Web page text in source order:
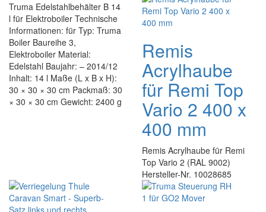
Truma Edelstahlbehälter B 14
l für Elektroboiler Technische
Informationen: für Typ: Truma
Boiler Baureihe 3,
Elektroboiler Material:
Edelstahl Baujahr: – 2014/12
Inhalt: 14 l Maße (L x B x H):
30 × 30 × 30 cm Packmaß: 30
× 30 × 30 cm Gewicht: 2400 g
Remis
Acrylhaube
für Remi Top
Vario 2 400 x
400 mm
Remis Acrylhaube für Remi
Top Vario 2 (RAL 9002)
Hersteller-Nr. 10028685